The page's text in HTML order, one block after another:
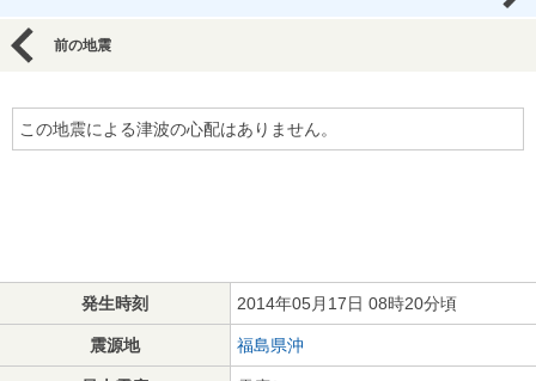
前の地震
この地震による津波の心配はありません。
発生時刻 2014年05月17日 08時20分頃
震源地 福島県沖